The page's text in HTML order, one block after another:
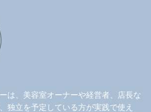
は、美容室オーナーや経営者、店長な
独立を予定している方が実践で使え